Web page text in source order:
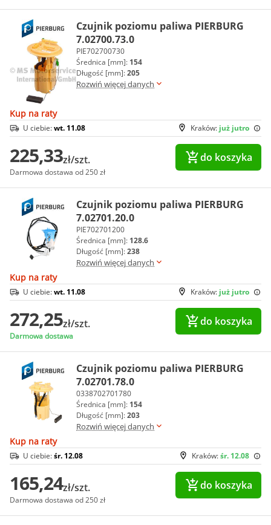
Czujnik poziomu paliwa PIERBURG
7.02700.73.0
PIE702700730
Średnica [mm]: 154
Długość [mm]:205
Rozwiń więcej danych
Kup na raty
Kraków: już jutro
U ciebie:wt. 11.08
225,33zł/szt.
Darmowa dostawa od 250 zł
do koszyka
Czujnik poziomu paliwa PIERBURG
7.02701.20.0
PIE702701200
Średnica [mm]: 128.6
Długość [mm]:238
Rozwiń więcej danych
Kup na raty
Kraków: już jutro
U ciebie:wt. 11.08
272,25zł/szt.
Darmowa dostawa
do koszyka
Czujnik poziomu paliwa PIERBURG
7.02701.78.0
0338702701780
Średnica [mm]: 154
Długość [mm]:203
Rozwiń więcej danych
Kup na raty
Kraków:śr. 12.08
U ciebie:śr. 12.08
165,24zł/szt.
Darmowa dostawa od 250 zł
do koszyka